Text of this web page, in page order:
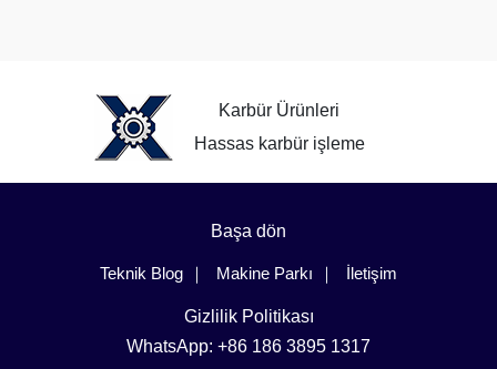
Karbür Ürünleri
Hassas karbür işleme
Başa dön
Teknik Blog Makine Parkı İletişim
Gizlilik Politikası
WhatsApp: +86 186 3895 1317